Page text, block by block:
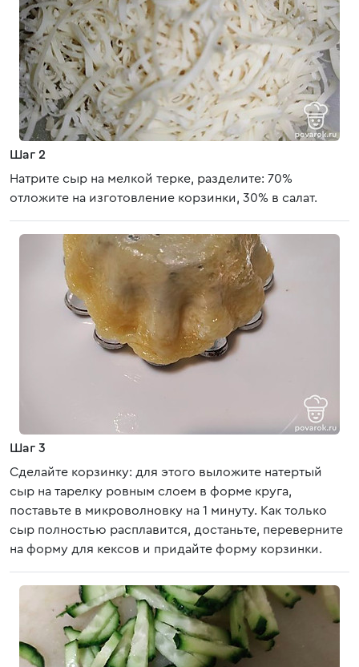
Шаг 2
Натрите сыр на мелкой терке, разделите: 70%
отложите на изготовление корзинки, 30% в салат.
Шаг 3
Сделайте корзинку: для этого выложите натертый
сыр на тарелку ровным слоем в форме круга,
поставьте в микроволновку на 1 минуту. Как только
сыр полностью расплавится, достаньте, переверните
на форму для кексов и придайте форму корзинки.